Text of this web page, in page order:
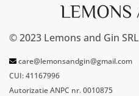
© 2023 Lemons and Gin SRL
care@lemonsandgin@gmail.com
CUI: 41167996
Autorizatie ANPC nr. 0010875